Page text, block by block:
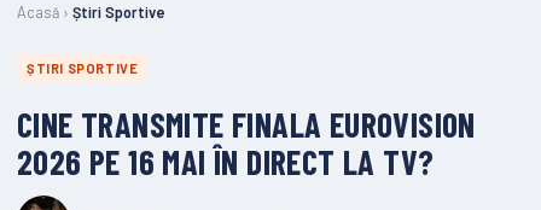
Acasă › Știri Sportive
ȘTIRI SPORTIVE
CINE TRANSMITE FINALA EUROVISION
2026 PE 16 MAI ÎN DIRECT LA TV?